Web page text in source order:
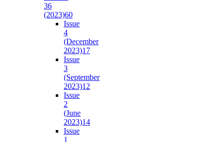
36
(2023)60
Issue
4
(December
2023)17
Issue
3
(September
2023)12
Issue
2
(June
2023)14
Issue
1